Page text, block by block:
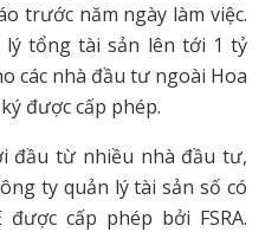
trước năm ngày làm việc.
lý tổng tài sản lên tới 1 tỷ
các nhà đầu tư ngoài Hoa
được cấp phép.
đầu từ nhiều nhà đầu tư,
ty quản lý tài sản số có
cấp phép bởi FSRA.